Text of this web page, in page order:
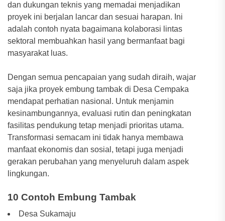
dan dukungan teknis yang memadai menjadikan
proyek ini berjalan lancar dan sesuai harapan. Ini
adalah contoh nyata bagaimana kolaborasi lintas
sektoral membuahkan hasil yang bermanfaat bagi
masyarakat luas.
Dengan semua pencapaian yang sudah diraih, wajar
saja jika proyek embung tambak di Desa Cempaka
mendapat perhatian nasional. Untuk menjamin
kesinambungannya, evaluasi rutin dan peningkatan
fasilitas pendukung tetap menjadi prioritas utama.
Transformasi semacam ini tidak hanya membawa
manfaat ekonomis dan sosial, tetapi juga menjadi
gerakan perubahan yang menyeluruh dalam aspek
lingkungan.
10 Contoh Embung Tambak
Desa Sukamaju